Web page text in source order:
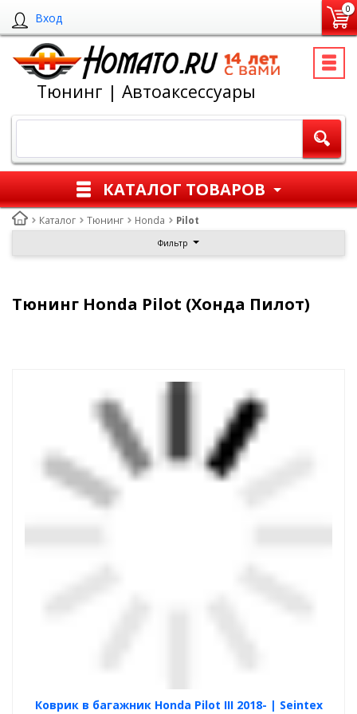
Вход
0
Тюнинг | Автоаксессуары
КАТАЛОГ ТОВАРОВ
Каталог Тюнинг Honda Pilot
Фильтр
Тюнинг Honda Pilot (Хонда Пилот)
Коврик в багажник Honda Pilot III 2018- | Seintex